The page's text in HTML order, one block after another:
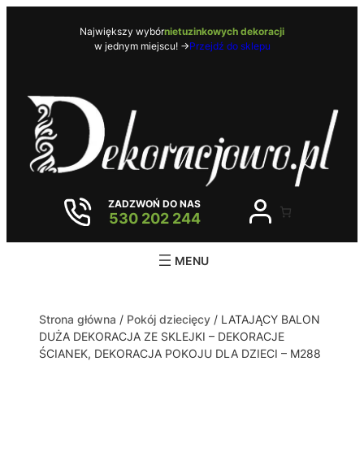
Największy wybórnietuzinkowych dekoracji
w jednym miejscu! ->Przejdź do sklepu
ZADZWOŃ DO NAS
530 202 244
Strona główna / Pokój dziecięcy / LATAJĄCY BALON
DUŻA DEKORACJA ZE SKLEJKI – DEKORACJE
ŚCIANEK, DEKORACJA POKOJU DLA DZIECI – M288